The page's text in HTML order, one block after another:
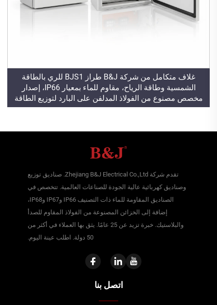
غلاف متكامل من شركة B&J طراز BJS1 للري بالطاقة
الشمسية وطاقة الرياح، مقاوم للماء بمعيار IP66، إصدار
مخصص مصنوع من الفولاذ المدلفن على البارد لتوزيع الطاقة
تقدم شركة Zhejiang B&J Electrical Co.,Ltd. صناديق توزيع
وصناديق كهربائية عالية الجودة للصناعات العالمية. تتخصص في
الصناديق المقاومة للماء ذات التصنيف IP66 وIP67 وIP68،
إضافة إلى الخزائن المصنوعة من الفولاذ المقاوم للصدأ
والبلاستيك. خبرة تزيد عن 25 عامًا. يثق بها العملاء في أكثر من
50 دولة. اطلب عينة اليوم.
اتصل بنا